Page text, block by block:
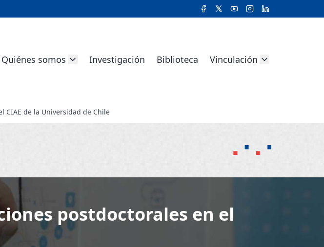
Quiénes somos Investigación Biblioteca Vinculación
CIAE de la Universidad de Chile
postdoctorales en el